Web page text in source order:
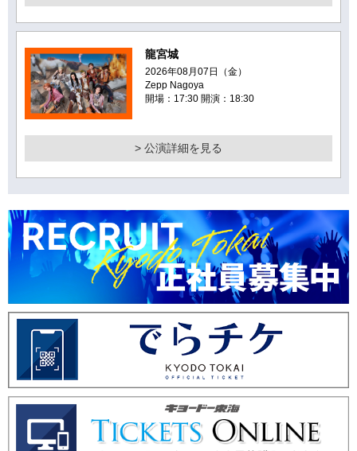
龍宮城
2026年08月07日（金）
Zepp Nagoya
開場：17:30 開演：18:30
> 公演詳細を見る